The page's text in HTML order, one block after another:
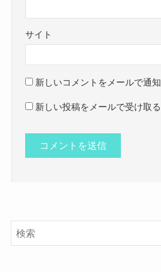
サイト
新しいコメントをメールで通知
新しい投稿をメールで受け取る